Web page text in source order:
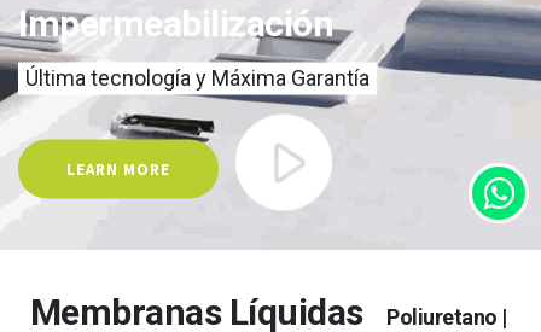
Impermeabilización
Última tecnología y Máxima Garantía
LEARN MORE
Membranas Líquidas Poliuretano |